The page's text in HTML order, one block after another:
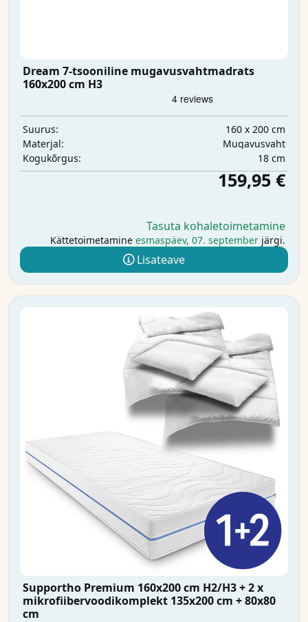
Dream 7-tsooniline mugavusvahtmadrats
160x200 cm H3
Suurus:
160 x 200 cm
Materjal:
Mugavusvaht
Kogukõrgus:
18 cm
159,95 €
Tasuta kohaletoimetamine
Kättetoimetamine esmaspäev, 07. september järgi.
Lisateave
Supportho Premium 160x200 cm H2/H3 + 2 x
mikrofiibervoodikomplekt 135x200 cm + 80x80
cm